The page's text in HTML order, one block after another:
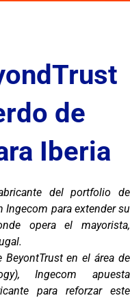
de
Iberia
del portfolio de
para extender su
opera el mayorista,
en el área de
Ingecom apuesta
para reforzar este